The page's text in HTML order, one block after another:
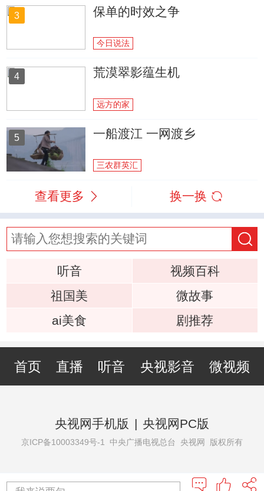
3 保单的时效之争
今日说法
4 荒漠翠影蕴生机
远方的家
5 一船渡江 一网渡乡
三农群英汇
查看更多 换一换
听音
视频百科
祖国美
微故事
ai美食
剧推荐
首页 直播 听音 央视影音 微视频
央视网手机版 | 央视网PC版
京ICP备10003349号-1 中央广播电视总台 央视网 版权所有